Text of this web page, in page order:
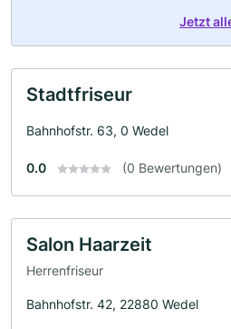
Jetzt
Stadtfriseur
Bahnhofstr. 63, 0 Wedel
0.0 (0 Bewertungen)
Salon Haarzeit
Herrenfriseur
Bahnhofstr. 42, 22880 Wedel